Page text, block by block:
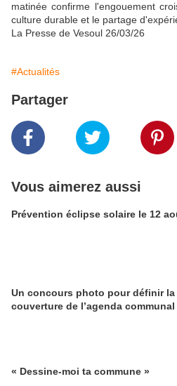
matinée confirme l'en­gouement
culture durable et le partage
La Presse de Vesoul 26/03/26
#Actualités
Partager
Vous aimerez aussi
Prévention éclipse solaire le 12
Un concours photo pour définir la
couverture de l’agenda communal
« Dessine-moi ta commune »